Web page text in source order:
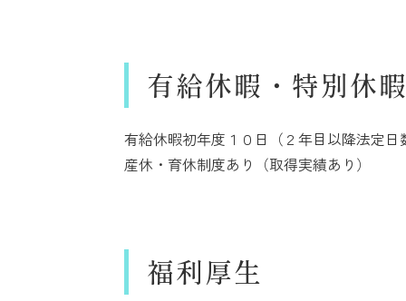
有給休暇・特別休
有給休暇初年度１０日（２年目以降法定日
産休・育休制度あり（取得実績あり）
福利厚生